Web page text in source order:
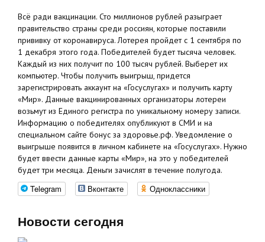
Всё ради вакцинации. Сто миллионов рублей разыграет
правительство страны среди россиян, которые поставили
прививку от коронавируса. Лотерея пройдет с 1 сентября по
1 декабря этого года. Победителей будет тысяча человек.
Каждый из них получит по 100 тысяч рублей. Выберет их
компьютер. Чтобы получить выигрыш, придется
зарегистрировать аккаунт на «Госуслугах» и получить карту
«Мир». Данные вакцинированных организаторы лотереи
возьмут из Единого регистра по уникальному номеру записи.
Информацию о победителях опубликуют в СМИ и на
специальном сайте бонус за здоровье.рф. Уведомление о
выигрыше появится в личном кабинете на «Госуслугах». Нужно
будет ввести данные карты «Мир», на это у победителей
будет три месяца. Деньги зачислят в течение полугода.
Telegram Вконтакте Одноклассники
Новости сегодня